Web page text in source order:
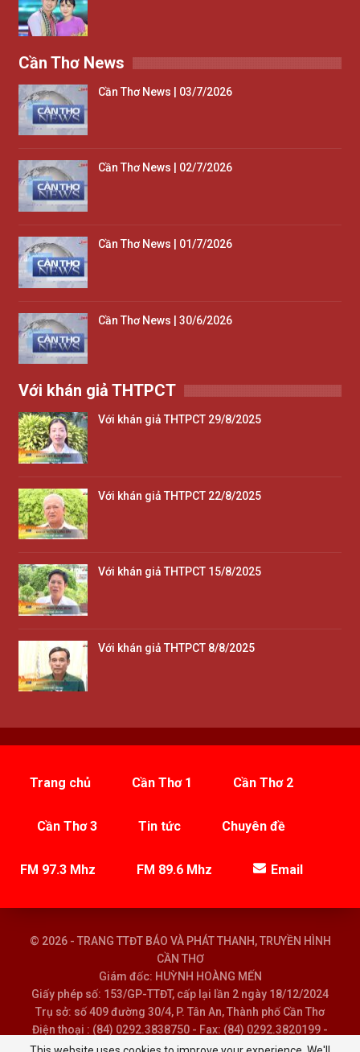
Cần Thơ News
Cần Thơ News | 03/7/2026
Cần Thơ News | 02/7/2026
Cần Thơ News | 01/7/2026
Cần Thơ News | 30/6/2026
Với khán giả THTPCT
Với khán giả THTPCT 29/8/2025
Với khán giả THTPCT 22/8/2025
Với khán giả THTPCT 15/8/2025
Với khán giả THTPCT 8/8/2025
Trang chủ Cần Thơ 1 Cần Thơ 2
Cần Thơ 3 Tin tức Chuyên đề
FM 97.3 Mhz FM 89.6 Mhz Email
© 2026 - TRANG TTĐT BÁO VÀ PHÁT THANH, TRUYỀN HÌNH
CẦN THƠ
Giám đốc: HUỲNH HOÀNG MẾN
Giấy phép số: 153/GP-TTĐT, cấp lại lần 2 ngày 18/12/2024
Trụ sở: số 409 đường 30/4, P. Tân An, Thành phố Cần Thơ
Điện thoại : (84) 0292.3838750 - Fax: (84) 0292.3820199 -
Email : baoptth@cantho.gov.vn